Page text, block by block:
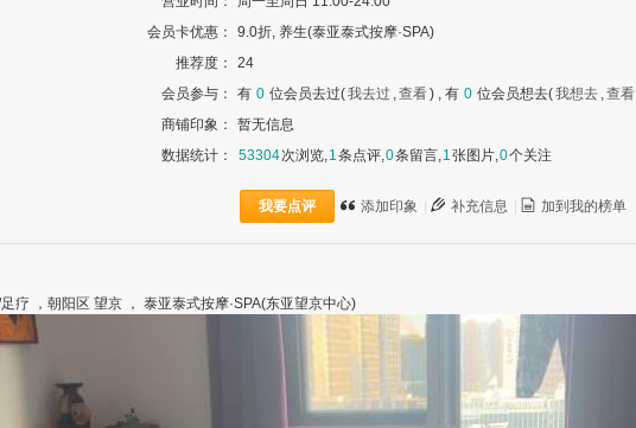
会员卡优惠：
9.0折, 养生(泰亚泰式按摩·SPA)
推荐度：
24
会员参与：
有 0 位会员去过(我去过 ,查看) , 有 0 位会员想去(我想去 ,查看
商铺印象：
暂无信息
数据统计：
53304次浏览,1条点评,0条留言,1张图片,0个关注
我要点评 添加印象 补充信息 加到我的榜单
疗 ，朝阳区 望京 ， 泰亚泰式按摩·SPA(东亚望京中心)